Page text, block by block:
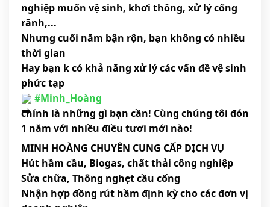
nghiệp muốn vệ sinh, khơi thông, xử lý cống
rãnh,...
Nhưng cuối năm bận rộn, bạn không có nhiều
thời gian
Hay bạn k có khả năng xử lý các vấn đề vệ sinh
phức tạp
#Minh_Hoàng
chính là những gì bạn cần! Cùng chúng tôi đón
1 năm với nhiều điều tươi mới nào!
MINH HOÀNG CHUYÊN CUNG CẤP DỊCH VỤ
Hút hầm cầu, Biogas, chất thải công nghiệp
Sửa chữa, Thông nghẹt cầu cống
Nhận hợp đồng rút hầm định kỳ cho các đơn vị